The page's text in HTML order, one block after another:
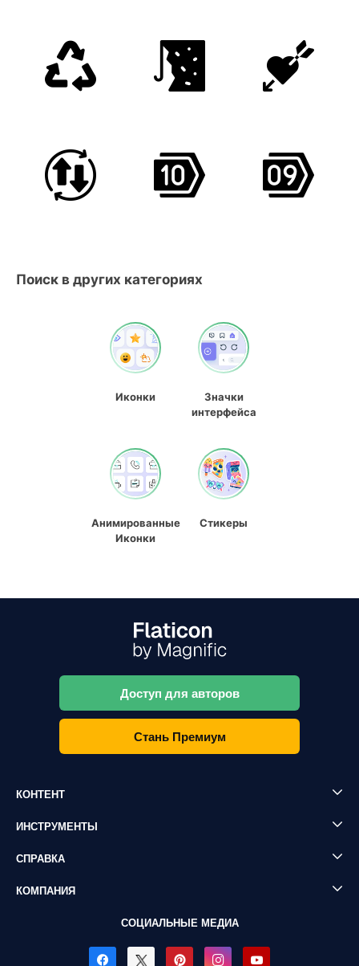
Поиск в других категориях
Иконки
Значки
интерфейса
Анимированные
Иконки
Стикеры
Доступ для авторов
Стань Премиум
КОНТЕНТ
ИНСТРУМЕНТЫ
СПРАВКА
КОМПАНИЯ
СОЦИАЛЬНЫЕ МЕДИА